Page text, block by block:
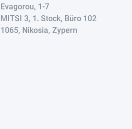
Evagorou, 1-7
MITSI 3, 1. Stock, Büro 102
1065, Nikosia, Zypern